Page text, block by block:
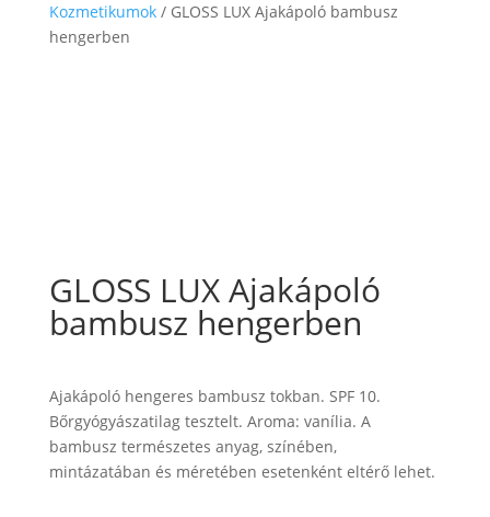
Kozmetikumok/ GLOSS LUX Ajakápoló bambusz
hengerben
GLOSS LUX Ajakápoló
bambusz hengerben
Ajakápoló hengeres bambusz tokban. SPF 10.
Bőrgyógyászatilag tesztelt. Aroma: vanília. A
bambusz természetes anyag, színében,
mintázatában és méretében esetenként eltérő lehet.